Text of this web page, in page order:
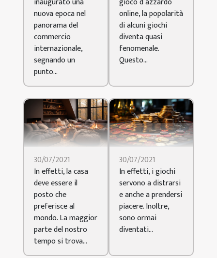
nuova epoca nel
panorama del
commercio
internazionale,
segnando un
punto...
online, la popolarità
di alcuni giochi
diventa quasi
fenomenale.
Questo...
30/07/2021
In effetti, la casa
deve essere il
posto che
preferisce al
mondo. La maggior
parte del nostro
tempo si trova...
30/07/2021
In effetti, i giochi
servono a distrarsi
e anche a prendersi
piacere. Inoltre,
sono ormai
diventati...